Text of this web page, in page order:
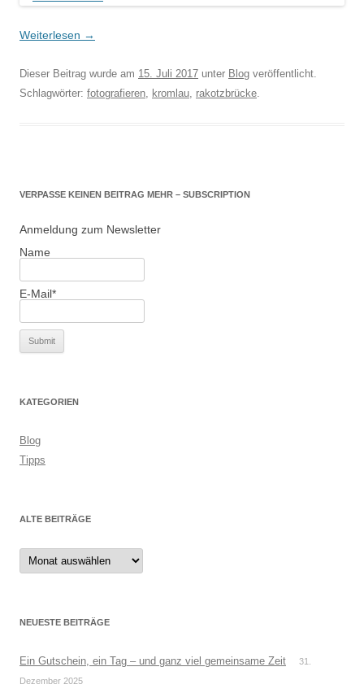
Weiterlesen →
Dieser Beitrag wurde am 15. Juli 2017 unter Blog veröffentlicht.
Schlagwörter: fotografieren kromlau rakotzbrücke
VERPASSE KEINEN BEITRAG MEHR – SUBSCRIPTION
Anmeldung zum Newsletter
Name
E-Mail*
KATEGORIEN
Blog
Tipps
ALTE BEITRÄGE
Alte
Beiträge
NEUESTE BEITRÄGE
Ein Gutschein, ein Tag – und ganz viel gemeinsame Zeit
31.
Dezember 2025